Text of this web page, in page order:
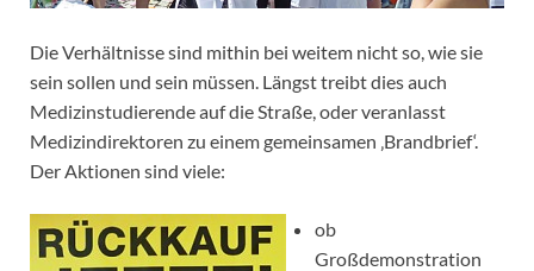
Die Verhältnisse sind mithin bei weitem nicht so, wie sie
sein sollen und sein müssen. Längst treibt dies auch
Medizinstudierende auf die Straße, oder veranlasst
Medizindirektoren zu einem gemeinsamen ‚Brandbrief‘.
Der Aktionen sind viele:
ob
Großdemonstration